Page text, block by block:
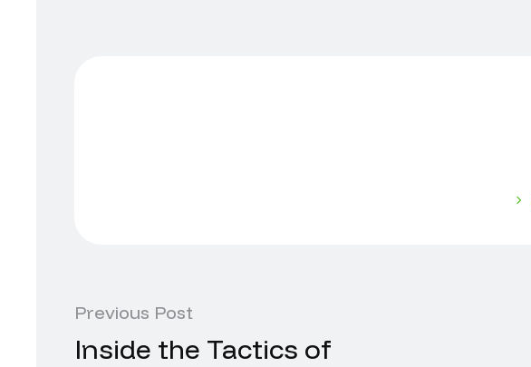
Previous Post
Inside the Tactics of